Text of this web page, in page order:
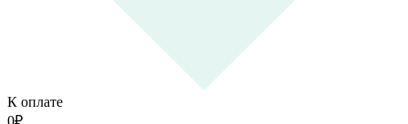
К оплате
0₽